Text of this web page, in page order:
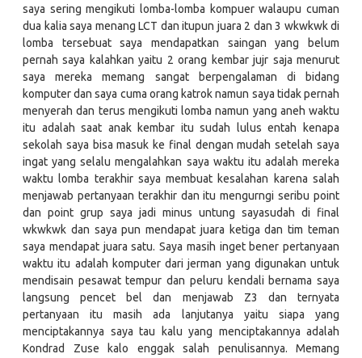
saya sering mengikuti lomba-lomba kompuer walaupu cuman
dua kalia saya menang LCT dan itupun juara 2 dan 3 wkwkwk di
lomba tersebuat saya mendapatkan saingan yang belum
pernah saya kalahkan yaitu 2 orang kembar jujr saja menurut
saya mereka memang sangat berpengalaman di bidang
komputer dan saya cuma orang katrok namun saya tidak pernah
menyerah dan terus mengikuti lomba namun yang aneh waktu
itu adalah saat anak kembar itu sudah lulus entah kenapa
sekolah saya bisa masuk ke final dengan mudah setelah saya
ingat yang selalu mengalahkan saya waktu itu adalah mereka
waktu lomba terakhir saya membuat kesalahan karena salah
menjawab pertanyaan terakhir dan itu mengurngi seribu point
dan point grup saya jadi minus untung sayasudah di final
wkwkwk dan saya pun mendapat juara ketiga dan tim teman
saya mendapat juara satu. Saya masih inget bener pertanyaan
waktu itu adalah komputer dari jerman yang digunakan untuk
mendisain pesawat tempur dan peluru kendali bernama saya
langsung pencet bel dan menjawab Z3 dan ternyata
pertanyaan itu masih ada lanjutanya yaitu siapa yang
menciptakannya saya tau kalu yang menciptakannya adalah
Kondrad Zuse kalo enggak salah penulisannya. Memang